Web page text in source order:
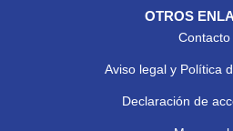
OTROS
Contacto
Aviso legal y Política
Declaración de